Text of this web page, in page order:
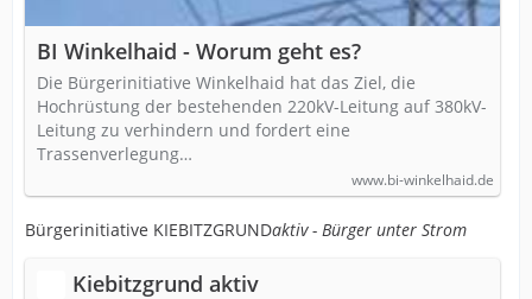
BI Winkelhaid - Worum geht es?
Die Bürgerinitiative Winkelhaid hat das Ziel, die
Hochrüstung der bestehenden 220kV-Leitung auf 380kV-
Leitung zu verhindern und fordert eine
Trassenverlegung…
www.bi-winkelhaid.de
Bürgerinitiative KIEBITZGRUNDaktiv - Bürger unter Strom
Kiebitzgrund aktiv